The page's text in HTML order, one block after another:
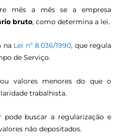
mês a mês se a empresa
bruto, como determina a lei.
na Lei nº 8.036/1990, que regula
de Serviço.
valores menores do que o
trabalhista.
pode buscar a regularização e
não depositados.